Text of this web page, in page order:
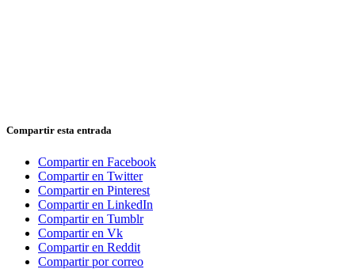
Compartir esta entrada
Compartir en Facebook
Compartir en Twitter
Compartir en Pinterest
Compartir en LinkedIn
Compartir en Tumblr
Compartir en Vk
Compartir en Reddit
Compartir por correo